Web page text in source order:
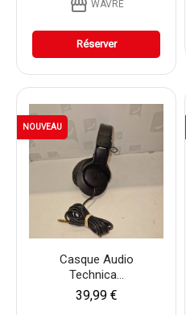
storefront WAVRE
Réserver
Casque Audio
Technica...
39,99 €
NOUVEAU